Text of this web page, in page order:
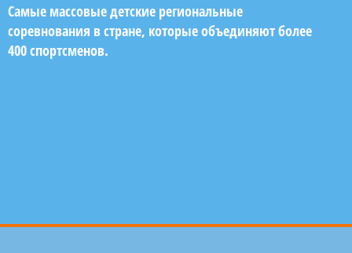
Самые массовые детские региональные
соревнования в стране, которые объединяют более
400 спортсменов.